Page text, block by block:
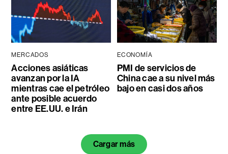
MERCADOS
Acciones asiáticas
avanzan por la IA
mientras cae el petróleo
ante posible acuerdo
entre EE.UU. e Irán
ECONOMÍA
PMI de servicios de
China cae a su nivel más
bajo en casi dos años
Cargar más